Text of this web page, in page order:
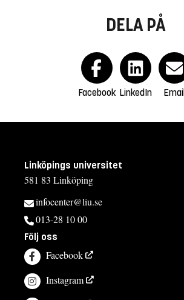
DELA PÅ
Facebook LinkedIn Email
Linköpings universitet
581 83 Linköping
infocenter@liu.se
013-28 10 00
Följ oss
Facebook
Instagram